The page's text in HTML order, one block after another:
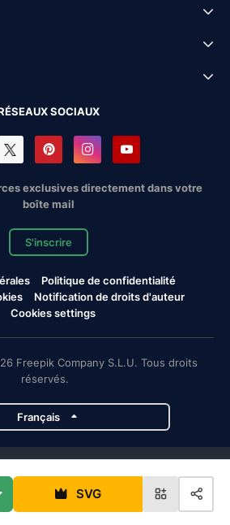
SVG
SOCIAUX
exclusives directement dans votre
boîte mail
S'inscrire
Politique de confidentialité
Notification de droits d'auteur
Cookies settings
Freepik Company S.L.U. Tous droits
réservés.
Français